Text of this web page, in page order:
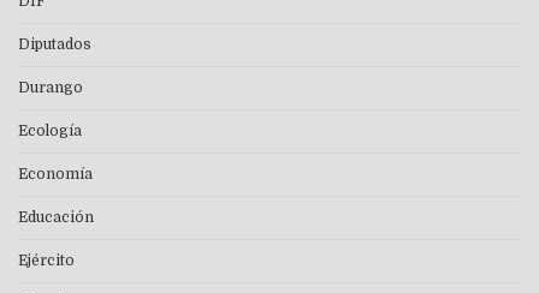
Diputados
Durango
Ecología
Economía
Educación
Ejército